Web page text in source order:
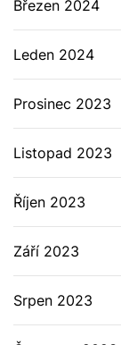
Březen 2024
Leden 2024
Prosinec 2023
Listopad 2023
Říjen 2023
Září 2023
Srpen 2023